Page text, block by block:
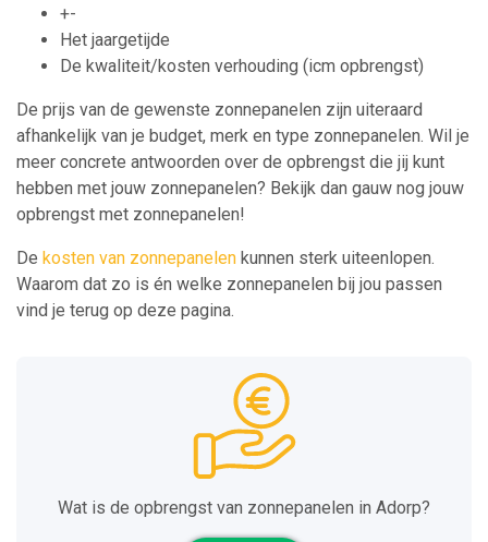
+-
Het jaargetijde
De kwaliteit/kosten verhouding (icm opbrengst)
De prijs van de gewenste zonnepanelen zijn uiteraard
afhankelijk van je budget, merk en type zonnepanelen. Wil je
meer concrete antwoorden over de opbrengst die jij kunt
hebben met jouw zonnepanelen? Bekijk dan gauw nog jouw
opbrengst met zonnepanelen!
De kosten van zonnepanelen kunnen sterk uiteenlopen.
Waarom dat zo is én welke zonnepanelen bij jou passen
vind je terug op deze pagina.
Wat is de opbrengst van zonnepanelen in Adorp?